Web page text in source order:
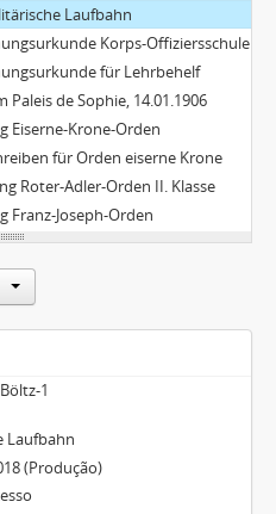
Laufbahn
Korps-Offiziersschule Pressburg
für Lehrbehelf
de Sophie, 14.01.1906
Eiserne-Krone-Orden
für Orden eiserne Krone
Roter-Adler-Orden II. Klasse
Franz-Joseph-Orden
Ausscheiden des Regimentskommandanten Böltz
Dienstbeschreibung, Hauptbericht
Kommandeurskreuz
Rang Feldmarschallleutnant
Militärverdienstkreuz II. Klasse
Eisernes Kreuz II. Klasse
vom k.u.k. 18. Infanterietruppendivisionskommando
für E. Böltz
und Deutschmeisterorden
1
Laufbahn
(Produção)